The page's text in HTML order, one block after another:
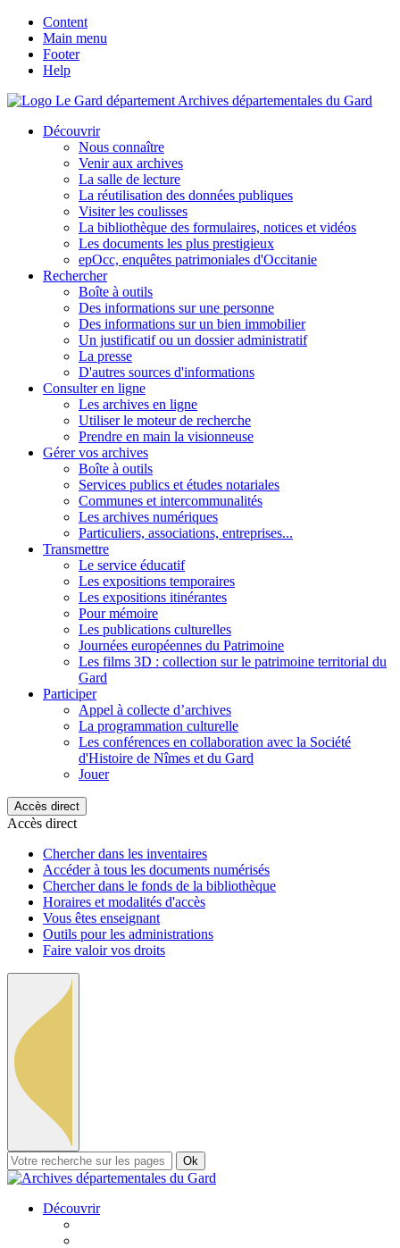
Content
Main menu
Footer
Help
Archives départementales du Gard
Découvrir
Nous connaître
Venir aux archives
La salle de lecture
La réutilisation des données publiques
Visiter les coulisses
La bibliothèque des formulaires, notices et vidéos
Les documents les plus prestigieux
epOcc, enquêtes patrimoniales d'Occitanie
Rechercher
Boîte à outils
Des informations sur une personne
Des informations sur un bien immobilier
Un justificatif ou un dossier administratif
La presse
D'autres sources d'informations
Consulter en ligne
Les archives en ligne
Utiliser le moteur de recherche
Prendre en main la visionneuse
Gérer vos archives
Boîte à outils
Services publics et études notariales
Communes et intercommunalités
Les archives numériques
Particuliers, associations, entreprises...
Transmettre
Le service éducatif
Les expositions temporaires
Les expositions itinérantes
Pour mémoire
Les publications culturelles
Journées européennes du Patrimoine
Les films 3D : collection sur le patrimoine territorial du
Gard
Participer
Appel à collecte d’archives
La programmation culturelle
Les conférences en collaboration avec la Société
d'Histoire de Nîmes et du Gard
Jouer
Accès direct
Accès direct
Chercher dans les inventaires
Accéder à tous les documents numérisés
Chercher dans le fonds de la bibliothèque
Horaires et modalités d'accès
Vous êtes enseignant
Outils pour les administrations
Faire valoir vos droits
Ok
Découvrir